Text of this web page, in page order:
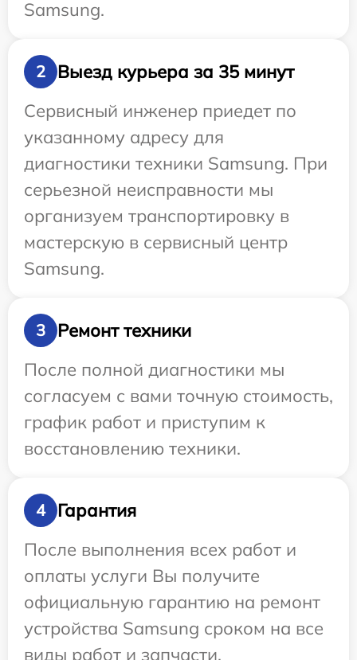
Samsung.
2
Выезд курьера за 35 минут
Сервисный инженер приедет по
указанному адресу для
диагностики техники Samsung. При
серьезной неисправности мы
организуем транспортировку в
мастерскую в сервисный центр
Samsung.
3
Ремонт техники
После полной диагностики мы
согласуем с вами точную стоимость,
график работ и приступим к
восстановлению техники.
4
Гарантия
После выполнения всех работ и
оплаты услуги Вы получите
официальную гарантию на ремонт
устройства Samsung сроком на все
виды работ и запчасти.